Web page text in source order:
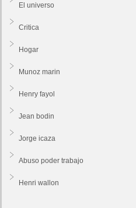
El universo
Critica
Hogar
Munoz marin
Henry fayol
Jean bodin
Jorge icaza
Abuso poder trabajo
Henri wallon